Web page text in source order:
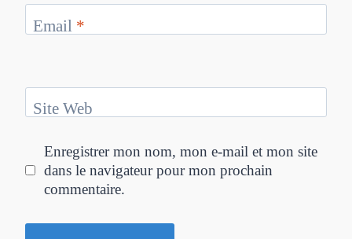
Email *
Site Web
Enregistrer mon nom, mon e-mail et mon site
dans le navigateur pour mon prochain
commentaire.